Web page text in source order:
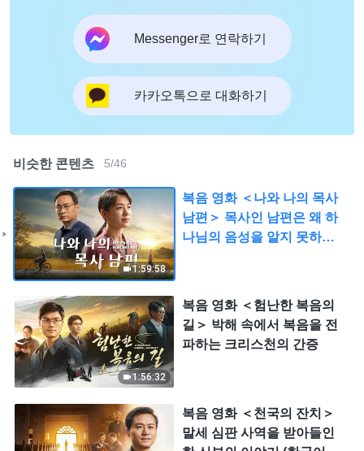
Messenger로 연락하기
카카오톡으로 대화하기
비슷한 콘텐츠 5/46
1:59:58
복음 영화 ＜나와 나의 목사
남편＞ 목사인 남편은 왜 하
나님의 음성을 알지 못하는
1:56:32
복음 영화 ＜험난한 복음의
길＞ 박해 속에서 복음을 전
파하는 크리스천의 간증
복음 영화 ＜천국의 잔치＞
말세 심판 사역을 받아들인